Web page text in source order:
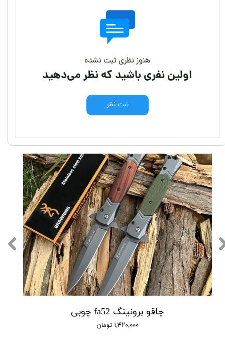
هنوز نظری ثبت نشده
اولین نفری باشید که نظر می‌دهید
ثبت نظر
چاقو برونینگ fa52 چوبی
۱,۴۲۰,۰۰۰ تومان